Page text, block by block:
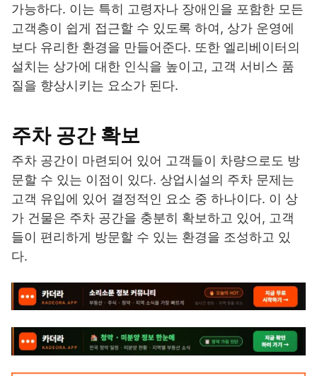
가능하다. 이는 특히 고령자나 장애인을 포함한 모든
고객층이 쉽게 접근할 수 있도록 하여, 상가 운영에
보다 유리한 환경을 만들어준다. 또한 엘리베이터의
설치는 상가에 대한 인식을 높이고, 고객 서비스 품
질을 향상시키는 요소가 된다.
주차 공간 확보
주차 공간이 마련되어 있어 고객들이 차량으로도 방
문할 수 있는 이점이 있다. 상업시설의 주차 문제는
고객 유입에 있어 결정적인 요소 중 하나이다. 이 상
가 건물은 주차 공간을 충분히 확보하고 있어, 고객
들이 편리하게 방문할 수 있는 환경을 조성하고 있
다.